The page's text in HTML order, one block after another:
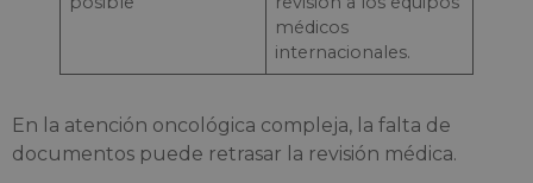
médicos
internacionales.
En la atención oncológica compleja, la falta de
documentos puede retrasar la revisión médica.